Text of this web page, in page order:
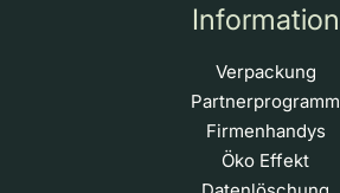
Information
Verpackung
Partnerprogramm
Firmenhandys
Öko Effekt